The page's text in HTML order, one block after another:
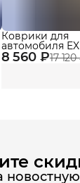
8 560 ₽17
Коврики для
автомобиля
(2021-н.в.)
cалон